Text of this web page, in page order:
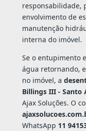
responsabilidade,
envolvimento de
manutenção
interna do imóvel.
Se o entupimento
água retornando,
no imóvel, a
Billings III - Santo
Ajax Soluções. O
WhatsApp 11